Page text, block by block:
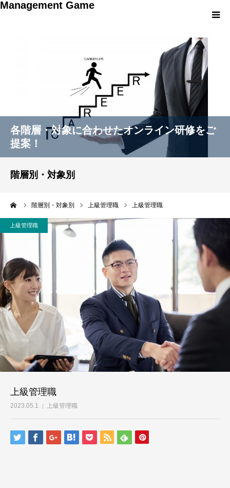
Management Game
各階層・対象に合わせたオンライン研修をご
提案！
階層別・対象別
階層別・対象別 上級管理職 上級管理職
上級管理職
上級管理職
2023.05.1 上級管理職
オリジナルゲーム開発